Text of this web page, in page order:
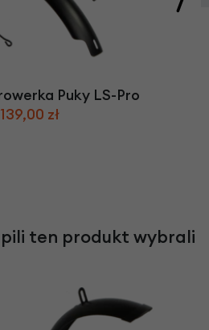
Puky LS-Pro
139,00 zł
ten produkt wybrali